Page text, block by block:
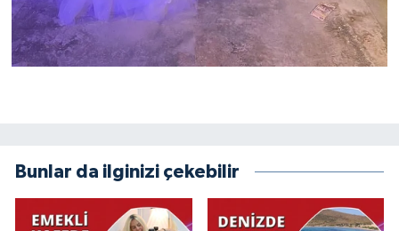
Bunlar da ilginizi çekebilir